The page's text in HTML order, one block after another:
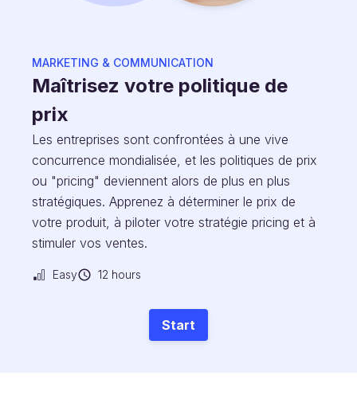
MARKETING & COMMUNICATION
Maîtrisez votre politique de
prix
Les entreprises sont confrontées à une vive
concurrence mondialisée, et les politiques de prix
ou "pricing" deviennent alors de plus en plus
stratégiques. Apprenez à déterminer le prix de
votre produit, à piloter votre stratégie pricing et à
stimuler vos ventes.
Easy 12 hours
Start